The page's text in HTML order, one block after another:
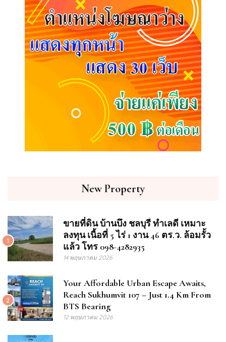
New Property
1
ขายที่ดิน บ้านบึง ชลบุรี ทำเลดี เหมาะ
ลงทุน เนื้อที่ 5 ไร่ 1 งาน 46 ตร.ว. ล้อมรั้ว
แล้ว โทร 098-4282935
14 พฤษภาคม 2026
2
Your Affordable Urban Escape Awaits,
Reach Sukhumvit 107 – Just 1.4 Km From
BTS Bearing
12 พฤษภาคม 2026